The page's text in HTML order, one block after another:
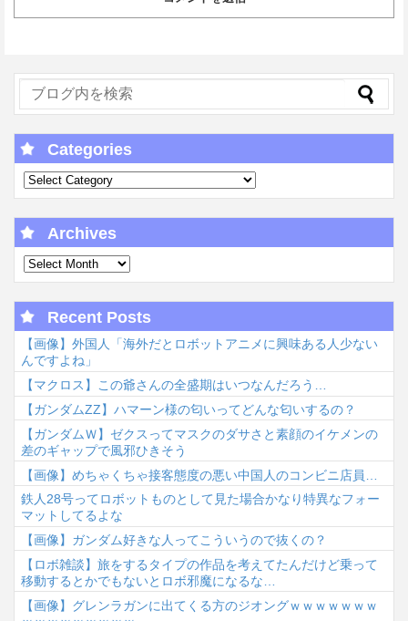
Categories
Archives
Recent Posts
【画像】外国人「海外だとロボットアニメに興味ある人少ない
んですよね」
【マクロス】この爺さんの全盛期はいつなんだろう…
【ガンダムΖΖ】ハマーン様の匂いってどんな匂いするの？
【ガンダムＷ】ゼクスってマスクのダサさと素顔のイケメンの
差のギャップで風邪ひきそう
【画像】めちゃくちゃ接客態度の悪い中国人のコンビニ店員…
鉄人28号ってロボットものとして見た場合かなり特異なフォー
マットしてるよな
【画像】ガンダム好きな人ってこういうので抜くの？
【ロボ雑談】旅をするタイプの作品を考えてたんだけど乗って
移動するとかでもないとロボ邪魔になるな…
【画像】グレンラガンに出てくる方のジオングｗｗｗｗｗｗｗ